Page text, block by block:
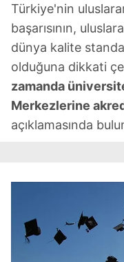
Türkiye'nin
başarısının,
dünya kalite
olduğuna dikkati
zamanda
Merkezlerine
açıklamasında